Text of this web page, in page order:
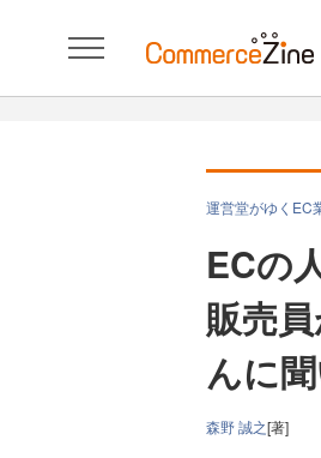
運営堂がゆくEC
ECの
販売
んに
森野 誠之[著]